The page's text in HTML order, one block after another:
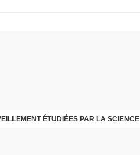
ÉTUDIÉES PAR LA SCIENCE
RECEVOIR LE MESSAGE DES PLANTES